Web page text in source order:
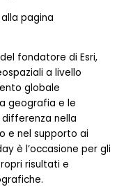
pagina
fondatore di Esri,
a livello
globale
geografia e le
differenza nella
e nel supporto ai
è l’occasione per gli
risultati e